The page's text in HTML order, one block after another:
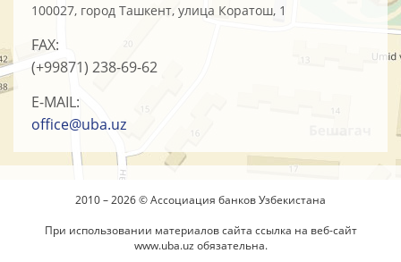
100027, город Ташкент, улица Коратош, 1
FAX:
(+99871) 238-69-62
E-MAIL:
office@uba.uz
2010 – 2026 © Ассоциация банков Узбекистана
При использовании материалов сайта ссылка на веб-сайт
www.uba.uz обязательна.